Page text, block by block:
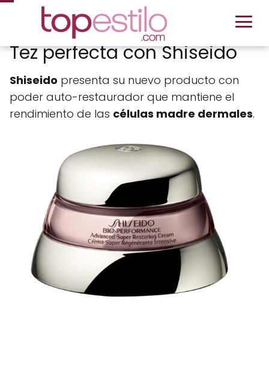
Tez perfecta con Shiseido
Shiseido presenta su nuevo producto con
poder auto-restaurador que mantiene el
rendimiento de las células madre dermales.